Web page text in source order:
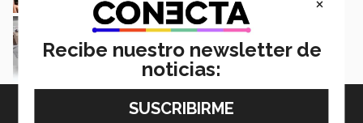
Diseños de estudiantes Tec exponen en
Milán riqueza cultural de México
Daniela Novillo y Carlos González
Recibe nuestro newsletter de
noticias: